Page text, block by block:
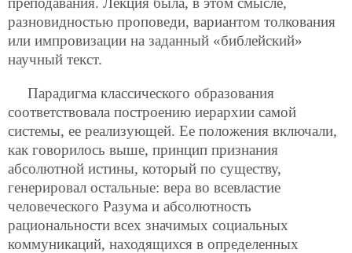
разновидностью проповеди, вариантом толкования
или импровизации на заданный «библейский»
научный текст.
Парадигма классического образования
соответствовала построению иерархии самой
системы, ее реализующей. Ее положения включали,
как говорилось выше, принцип признания
абсолютной истины, который по существу,
генерировал остальные: вера во всевластие
человеческого Разума и абсолютность
рациональности всех значимых социальных
коммуникаций, находящихся в определенных